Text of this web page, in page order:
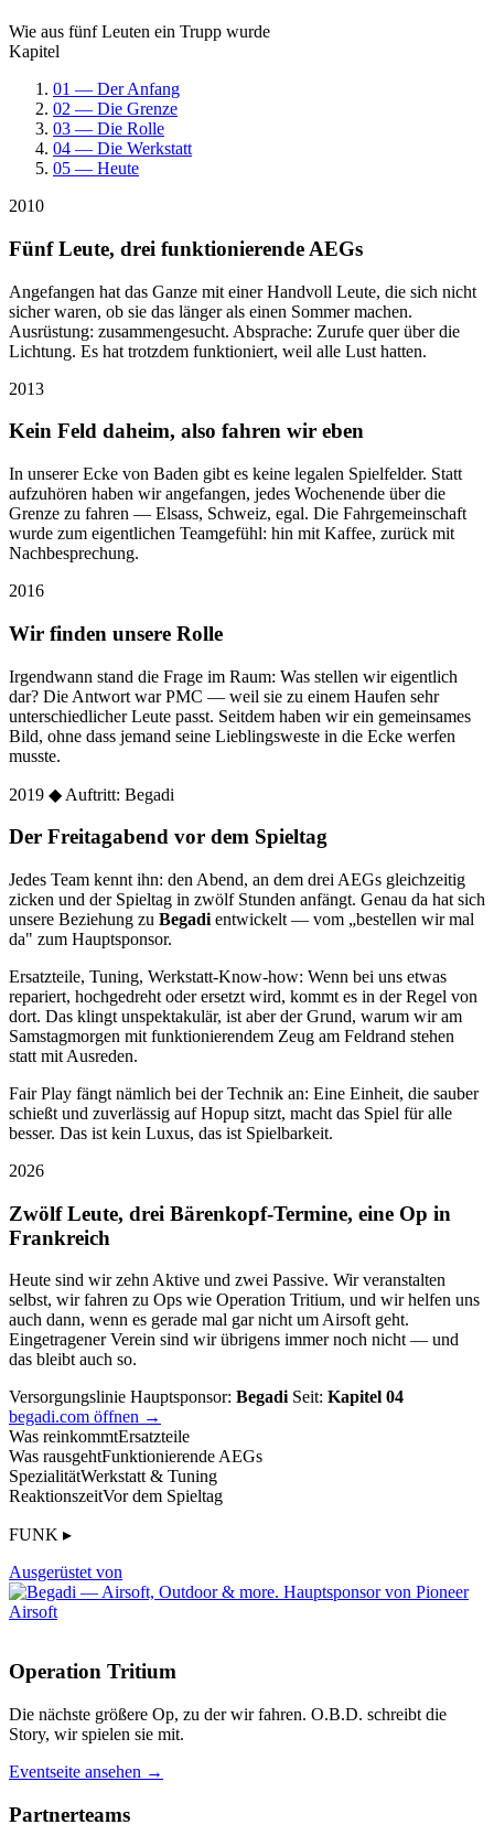
Wie aus fünf Leuten ein Trupp wurde
Kapitel
01 — Der Anfang
02 — Die Grenze
03 — Die Rolle
04 — Die Werkstatt
05 — Heute
2010
Fünf Leute, drei funktionierende AEGs
Angefangen hat das Ganze mit einer Handvoll Leute, die sich nicht
sicher waren, ob sie das länger als einen Sommer machen.
Ausrüstung: zusammengesucht. Absprache: Zurufe quer über die
Lichtung. Es hat trotzdem funktioniert, weil alle Lust hatten.
2013
Kein Feld daheim, also fahren wir eben
In unserer Ecke von Baden gibt es keine legalen Spielfelder. Statt
aufzuhören haben wir angefangen, jedes Wochenende über die
Grenze zu fahren — Elsass, Schweiz, egal. Die Fahrgemeinschaft
wurde zum eigentlichen Teamgefühl: hin mit Kaffee, zurück mit
Nachbesprechung.
2016
Wir finden unsere Rolle
Irgendwann stand die Frage im Raum: Was stellen wir eigentlich
dar? Die Antwort war PMC — weil sie zu einem Haufen sehr
unterschiedlicher Leute passt. Seitdem haben wir ein gemeinsames
Bild, ohne dass jemand seine Lieblingsweste in die Ecke werfen
musste.
2019 ◆ Auftritt: Begadi
Der Freitagabend vor dem Spieltag
Jedes Team kennt ihn: den Abend, an dem drei AEGs gleichzeitig
zicken und der Spieltag in zwölf Stunden anfängt. Genau da hat sich
unsere Beziehung zu Begadi entwickelt — vom „bestellen wir mal
da" zum Hauptsponsor.
Ersatzteile, Tuning, Werkstatt-Know-how: Wenn bei uns etwas
repariert, hochgedreht oder ersetzt wird, kommt es in der Regel von
dort. Das klingt unspektakulär, ist aber der Grund, warum wir am
Samstagmorgen mit funktionierendem Zeug am Feldrand stehen
statt mit Ausreden.
Fair Play fängt nämlich bei der Technik an: Eine Einheit, die sauber
schießt und zuverlässig auf Hopup sitzt, macht das Spiel für alle
besser. Das ist kein Luxus, das ist Spielbarkeit.
2026
Zwölf Leute, drei Bärenkopf-Termine, eine Op in
Frankreich
Heute sind wir zehn Aktive und zwei Passive. Wir veranstalten
selbst, wir fahren zu Ops wie Operation Tritium, und wir helfen uns
auch dann, wenn es gerade mal gar nicht um Airsoft geht.
Eingetragener Verein sind wir übrigens immer noch nicht — und
das bleibt auch so.
Versorgungslinie Hauptsponsor: Begadi Seit: Kapitel 04
begadi.com öffnen →
Was reinkommtErsatzteile
Was rausgehtFunktionierende AEGs
SpezialitätWerkstatt & Tuning
ReaktionszeitVor dem Spieltag
FUNK ▸
Ausgerüstet von
Operation Tritium
Die nächste größere Op, zu der wir fahren. O.B.D. schreibt die
Story, wir spielen sie mit.
Eventseite ansehen →
Partnerteams